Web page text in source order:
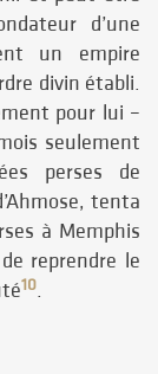
d’une
un empire
divin établi.
pour lui –
seulement
perses de
tenta
à Memphis
reprendre le
10.